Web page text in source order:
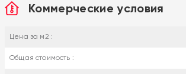
Коммерческие условия
Цена за м2 :
Общая стоимость :